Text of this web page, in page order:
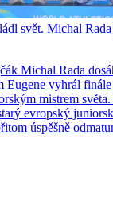
svět. Michal
Michal Rada
Eugene vyhrál
mistrem
evropský
úspěšně